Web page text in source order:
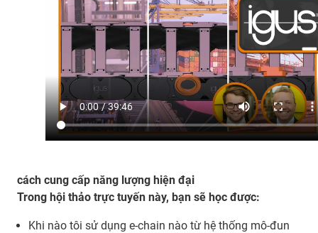
cách cung cấp năng lượng hiện đại
Trong hội thảo trực tuyến này, bạn sẽ học được:
Khi nào tôi sử dụng e-chain nào từ hệ thống mô-đun